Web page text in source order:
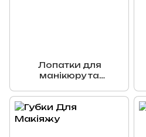
Лопатки для
манікюру та